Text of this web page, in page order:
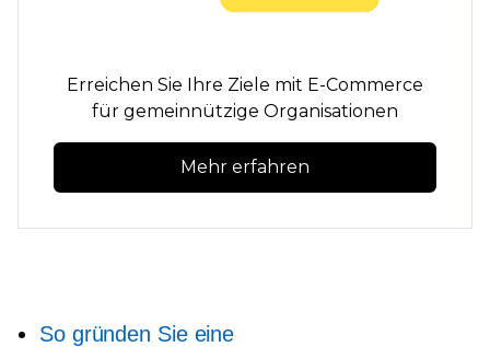
Erreichen Sie Ihre Ziele mit E-Commerce
für gemeinnützige Organisationen
Mehr erfahren
So gründen Sie eine